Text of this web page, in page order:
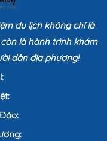
du lịch không chỉ là
là hành trình khám
dân địa phương!